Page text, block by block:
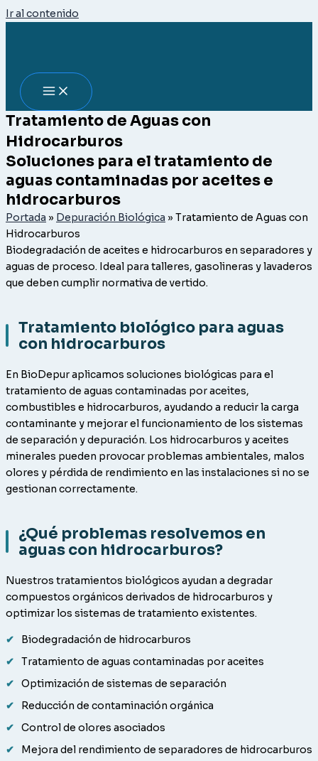
Ir al contenido
Tratamiento de Aguas con
Hidrocarburos
Soluciones para el tratamiento de
aguas contaminadas por aceites e
hidrocarburos
Portada » Depuración Biológica » Tratamiento de Aguas con
Hidrocarburos
Biodegradación de aceites e hidrocarburos en separadores y
aguas de proceso. Ideal para talleres, gasolineras y lavaderos
que deben cumplir normativa de vertido.
Tratamiento biológico para aguas
con hidrocarburos
En BioDepur aplicamos soluciones biológicas para el
tratamiento de aguas contaminadas por aceites,
combustibles e hidrocarburos, ayudando a reducir la carga
contaminante y mejorar el funcionamiento de los sistemas
de separación y depuración. Los hidrocarburos y aceites
minerales pueden provocar problemas ambientales, malos
olores y pérdida de rendimiento en las instalaciones si no se
gestionan correctamente.
¿Qué problemas resolvemos en
aguas con hidrocarburos?
Nuestros tratamientos biológicos ayudan a degradar
compuestos orgánicos derivados de hidrocarburos y
optimizar los sistemas de tratamiento existentes.
Biodegradación de hidrocarburos
Tratamiento de aguas contaminadas por aceites
Optimización de sistemas de separación
Reducción de contaminación orgánica
Control de olores asociados
Mejora del rendimiento de separadores de hidrocarburos